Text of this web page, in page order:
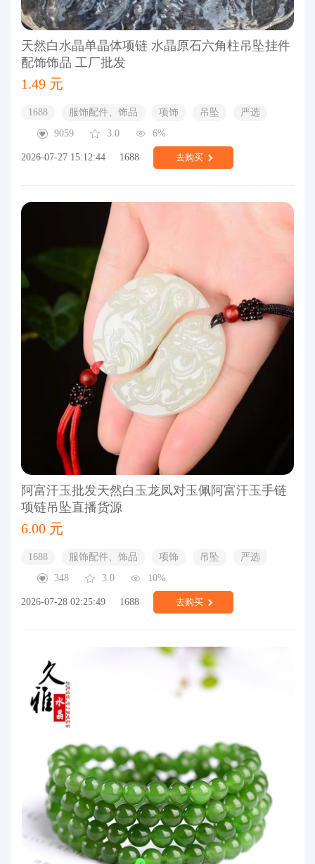
天然白水晶单晶体项链 水晶原石六角柱吊坠挂件
配饰饰品 工厂批发
1.49 元
1688 服饰配件、饰品 项饰 吊坠
严选
9059
3.0 6%
2026-07-27 15:12:44 1688 去购买
阿富汗玉批发天然白玉龙凤对玉佩阿富汗玉手链
项链吊坠直播货源
6.00 元
1688 服饰配件、饰品 项饰 吊坠
严选
348
3.0 10%
2026-07-28 02:25:49 1688 去购买